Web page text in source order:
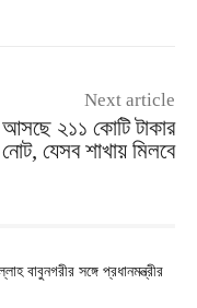
Next article
২১১ কোটি টাকার
যেসব শাখায় মিলবে
বাবুনগরীর সঙ্গে প্রধানমন্ত্রীর